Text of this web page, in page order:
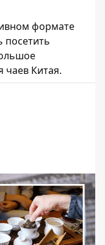
формате
посетить
чаев Китая.